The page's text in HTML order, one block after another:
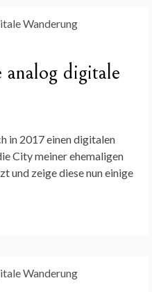
digitale
in 2017 einen digitalen
City meiner ehemaligen
und zeige diese nun einige